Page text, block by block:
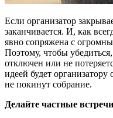
Если организатор
заканчивается. И, как
явно сопряжена с
Поэтому, чтобы
отключен или не
идеей будет организатору
не покинут собрание.
Делайте частные